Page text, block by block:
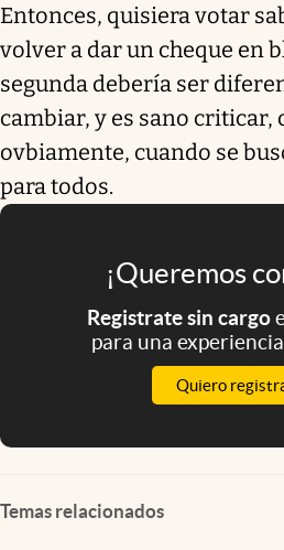
Entonces, quisiera votar
volver a dar un cheque en
segunda debería ser
cambiar, y es sano
ovbiamente, cuando se
para todos.
¡Queremos
Registrate sin cargo
para una
Quiero
Temas relacionados